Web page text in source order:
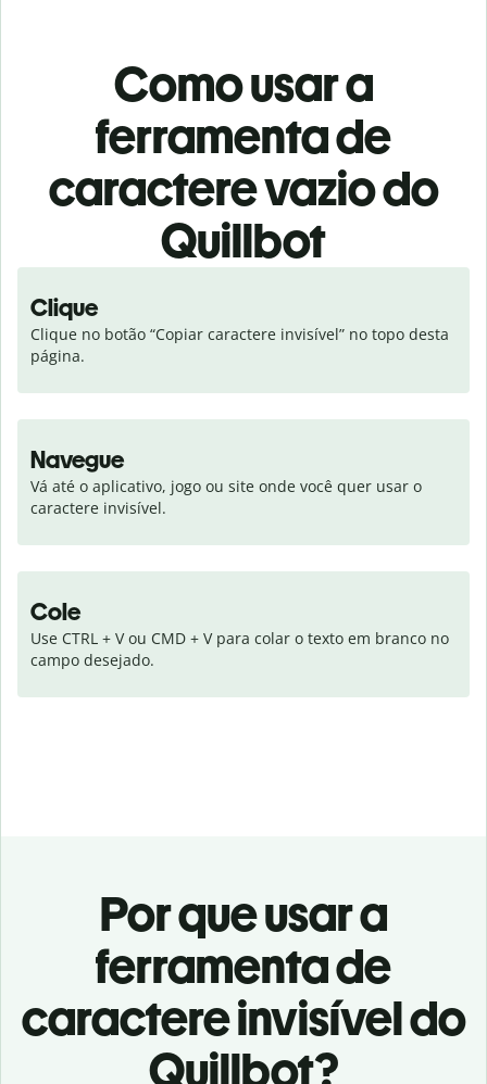
Como usar a
ferramenta de
caractere vazio do
Quillbot
Clique
Clique no botão “Copiar caractere invisível” no topo desta
página.
Navegue
Vá até o aplicativo, jogo ou site onde você quer usar o
caractere invisível.
Cole
Use CTRL + V ou CMD + V para colar o texto em branco no
campo desejado.
Por que usar a
ferramenta de
caractere invisível do
Quillbot?